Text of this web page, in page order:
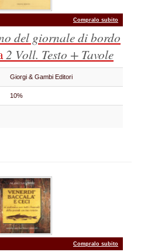
Compralo subito
del giornale di bordo
2 Voll. Testo + Tavole
Giorgi & Gambi Editori
10%
Compralo subito